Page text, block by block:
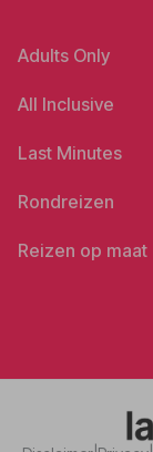
Adults Only
All Inclusive
Last Minutes
Rondreizen
Reizen op maat